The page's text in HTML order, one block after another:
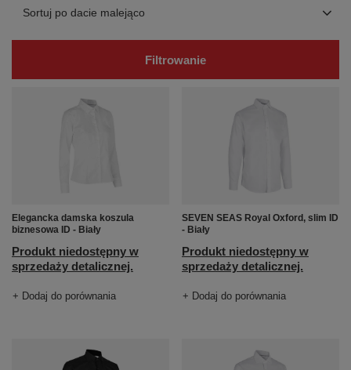
Zmień sortowanie
Sortuj po dacie malejąco
Filtrowanie
Elegancka damska koszula
biznesowa ID - Biały
Produkt niedostępny w
sprzedaży detalicznej.
+ Dodaj do porównania
SEVEN SEAS Royal Oxford, slim ID
- Biały
Produkt niedostępny w
sprzedaży detalicznej.
+ Dodaj do porównania